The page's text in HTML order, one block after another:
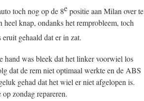
toch nog op de 8epositie aan Milan over te
knap, ondanks het remprobleem, toch
gehaald dat er in zat.
hand was bleek dat het linker voorwiel los
dat de rem niet optimaal werkte en de ABS
gehad dat het wiel er niet afgelopen is.
zondag repareren.